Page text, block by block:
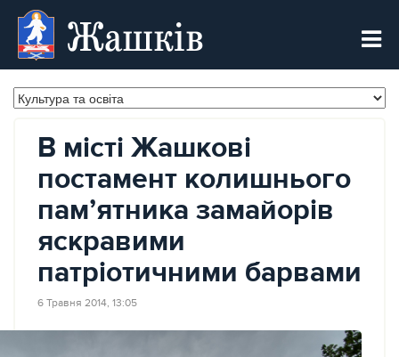
Жашків
В місті Жашкові
постамент колишнього
пам’ятника замайорів
яскравими
патріотичними барвами
6 Травня 2014, 13:05